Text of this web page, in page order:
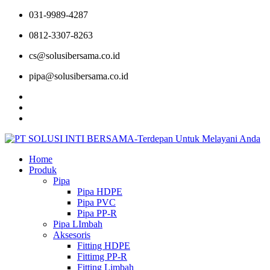
031-9989-4287
0812-3307-8263
cs@solusibersama.co.id
pipa@solusibersama.co.id
Home
Produk
Pipa
Pipa HDPE
Pipa PVC
Pipa PP-R
Pipa LImbah
Aksesoris
Fitting HDPE
Fittimg PP-R
Fitting Limbah